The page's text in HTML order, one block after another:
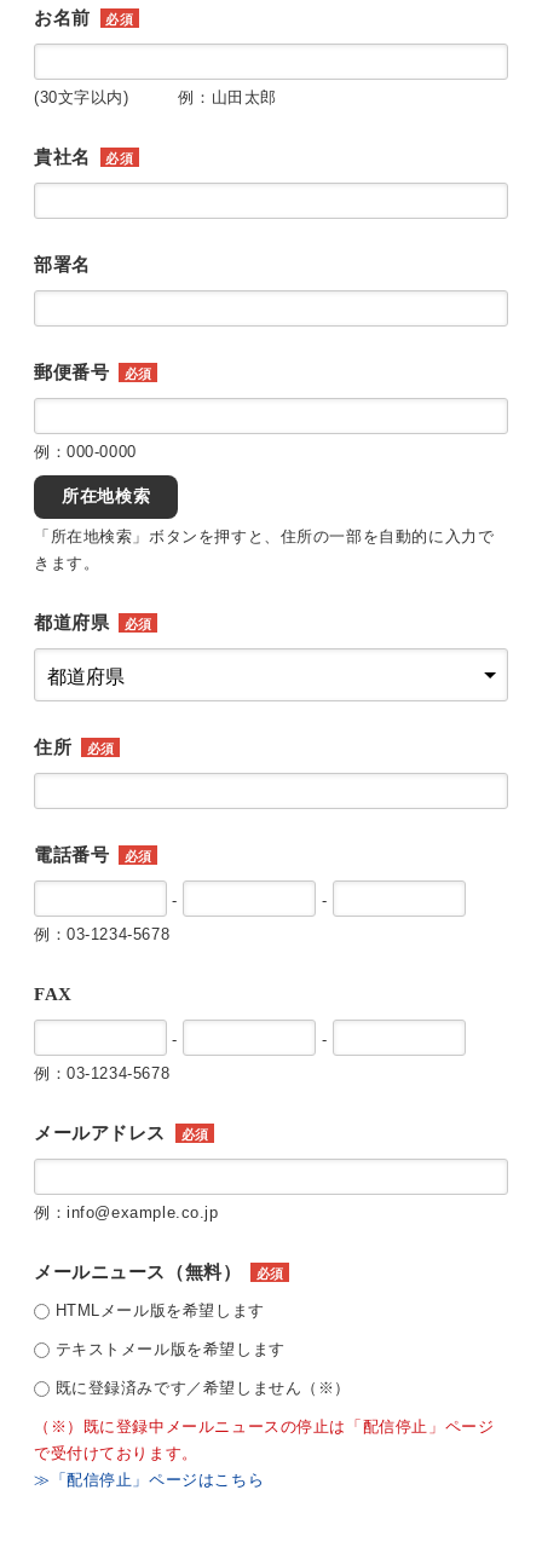
お名前 必須
(30文字以内) 例：山田太郎
貴社名 必須
部署名
郵便番号 必須
例：000-0000
所在地検索
「所在地検索」ボタンを押すと、住所の一部を自動的に入力で
きます。
都道府県 必須
住所 必須
電話番号 必須
-
-
例：03-1234-5678
FAX
-
-
例：03-1234-5678
メールアドレス 必須
例：info@example.co.jp
メールニュース（無料） 必須
HTMLメール版を希望します
テキストメール版を希望します
既に登録済みです／希望しません（※）
（※）既に登録中メールニュースの停止は「配信停止」ページ
で受付けております。
≫「配信停止」ページはこちら